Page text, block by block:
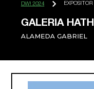
DW! 2024 EXPOSITOR
GALERIA
ALAMEDA GABRIEL